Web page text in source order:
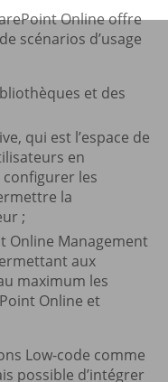
Online offre
scénarios d’usage
et des
qui est l’espace de
en
les
la
;
Online Management
aux
maximum les
Online et
Low-code comme
possible d’intégrer